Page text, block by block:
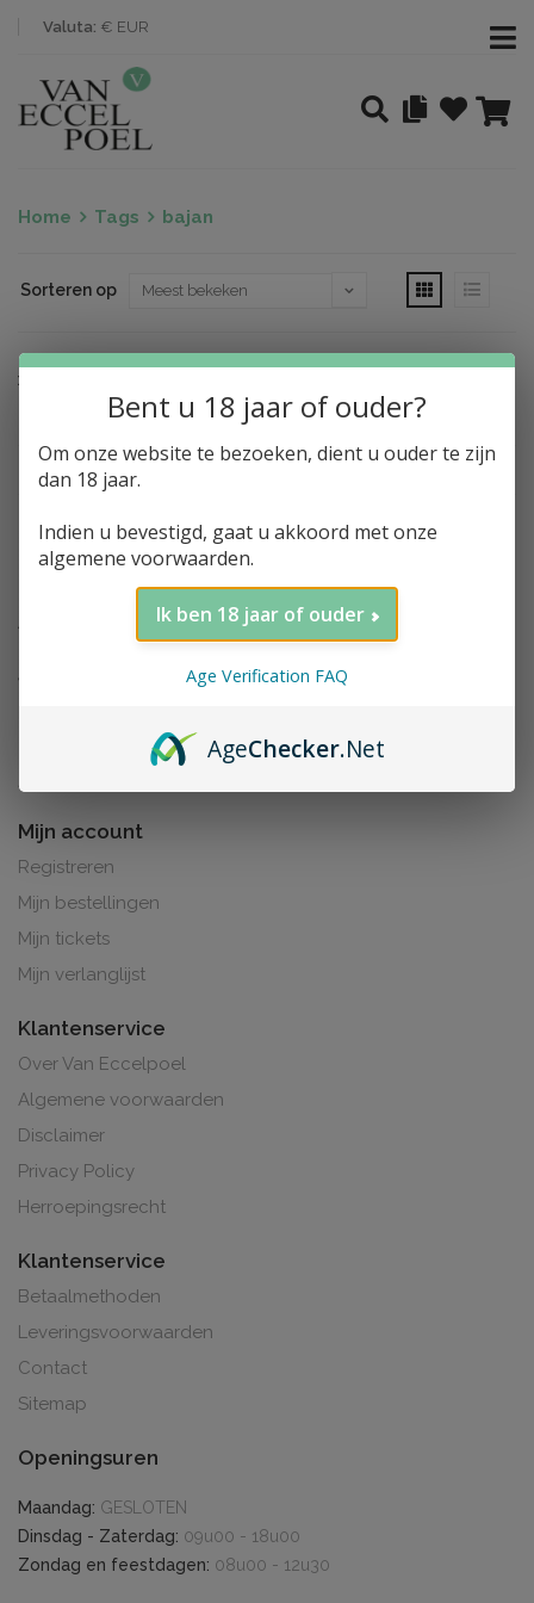
Valuta: € EUR
Home Tags bajan
Sorteren op
Nothing found
Mijn account
Registreren
Mijn bestellingen
Mijn tickets
Mijn verlanglijst
Klantenservice
Over Van Eccelpoel
Algemene voorwaarden
Disclaimer
Privacy Policy
Herroepingsrecht
Klantenservice
Betaalmethoden
Leveringsvoorwaarden
Contact
Sitemap
Openingsuren
Maandag: GESLOTEN
Dinsdag - Zaterdag: 09u00 - 18u00
Zondag en feestdagen: 08u00 - 12u30
Bent u 18 jaar of ouder?
Om onze website te bezoeken, dient u ouder te zijn
dan 18 jaar.
Indien u bevestigd, gaat u akkoord met onze
algemene voorwaarden.
Ik ben 18 jaar of ouder
Age Verification FAQ
AgeChecker.Net